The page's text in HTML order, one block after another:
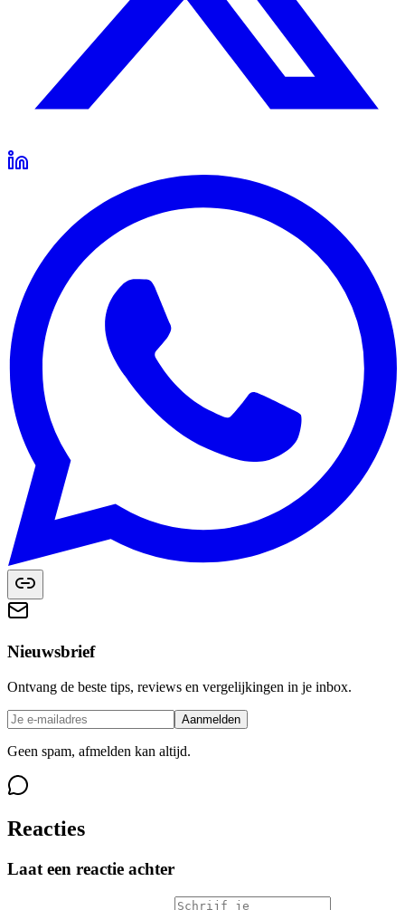
Nieuwsbrief
Ontvang de beste tips, reviews en vergelijkingen in je inbox.
Aanmelden
Geen spam, afmelden kan altijd.
Reacties
Laat een reactie achter